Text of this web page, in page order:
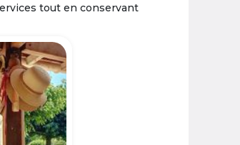
tout en conservant